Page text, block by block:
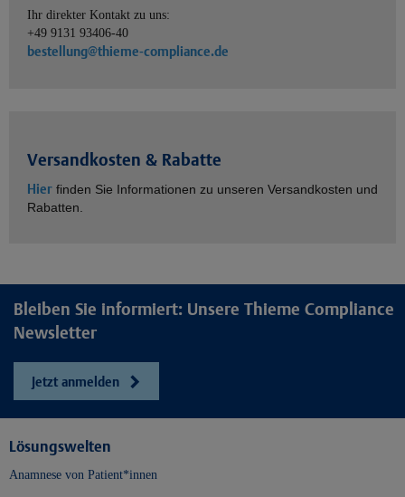
Ihr direkter Kontakt zu uns:
+49 9131 93406-40
bestellung@thieme-compliance.de
Versandkosten & Rabatte
Hier finden Sie Informationen zu unseren Versandkosten und
Rabatten.
Bleiben Sie informiert: Unsere Thieme Compliance
Newsletter
Jetzt anmelden
Lösungswelten
Anamnese von Patient*innen